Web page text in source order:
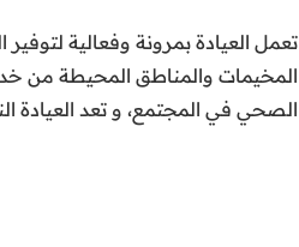
تعمل العيادة بمرونة وفعالية
المخيمات والمناطق المحيطة من
الصحي في المجتمع، و تعد العيادة